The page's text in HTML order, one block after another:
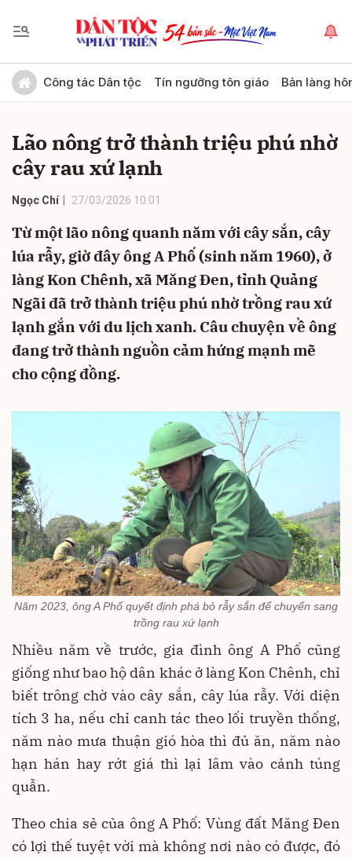
Công tác Dân tộc Tín ngưỡng tôn giáo Bản làng
Lão nông trở thành triệu phú nhờ
cây rau xứ lạnh
Ngọc Chí 27/03/2026 10:01
Từ một lão nông quanh năm với cây sắn, cây
lúa rẫy, giờ đây ông A Phố (sinh năm 1960), ở
làng Kon Chênh, xã Măng Đen, tỉnh Quảng
Ngãi đã trở thành triệu phú nhờ trồng rau xứ
lạnh gắn với du lịch xanh. Câu chuyện về ông
đang trở thành nguồn cảm hứng mạnh mẽ
cho cộng đồng.
Năm 2023, ông A Phố quyết định phá bỏ rẫy sắn để chuyển sang
trồng rau xứ lạnh
Nhiều năm về trước, gia đình ông A Phố cũng
giống như bao hộ dân khác ở làng Kon Chênh, chỉ
biết trông chờ vào cây sắn, cây lúa rẫy. Với diện
tích 3 ha, nếu chỉ canh tác theo lối truyền thống,
năm nào mưa thuận gió hòa thì đủ ăn, năm nào
hạn hán hay rớt giá thì lại lâm vào cảnh túng
quẫn.
Theo chia sẻ của ông A Phố: Vùng đất Măng Đen
có lợi thế tuyệt vời mà không nơi nào có được, đó
Gửi bình luận
Hủy Gửi